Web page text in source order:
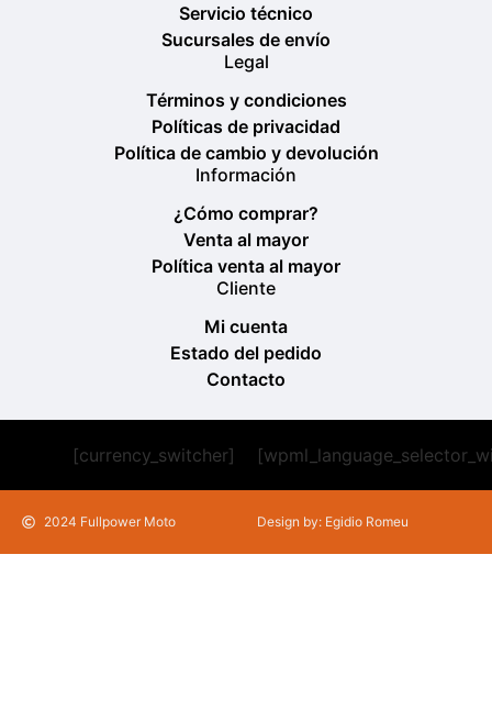
Servicio técnico
Sucursales de envío
Legal
Términos y condiciones
Políticas de privacidad
Política de cambio y devolución
Información
¿Cómo comprar?
Venta al mayor
Política venta al mayor
Cliente
Mi cuenta
Estado del pedido
Contacto
[currency_switcher]
2024 Fullpower Moto Design by: Egidio Romeu